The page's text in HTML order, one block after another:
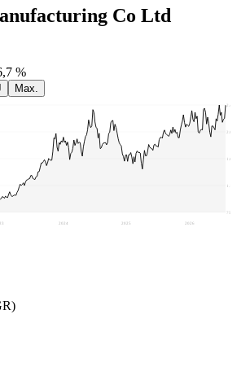
Co Ltd
%
Max.
759
1.181
1.602
2.024
2.445
2024 2025 2026